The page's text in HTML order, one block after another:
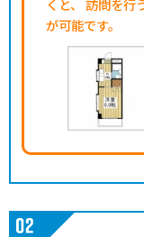
が可能です。